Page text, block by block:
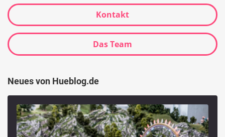
Kontakt
Das Team
Neues von Hueblog.de